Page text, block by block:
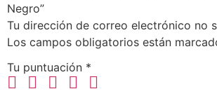
Negro”
Tu dirección de correo electrónico no
Los campos obligatorios están
Tu puntuación *